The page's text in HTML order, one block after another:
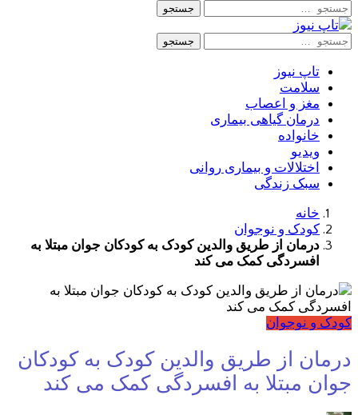
جستجو
جستجو
تاپ نیوز
سلامت
مغز و اعصاب
درمان گیاهی بیماری
خانواده
ویدیو
اختلالات و بیماری روانی
سبک زندگی
خانه
کودک و نوجوان
درمان از طریق والدین کودک به کودکان جوان مبتلا به
افسردگی کمک می کند
کودک و نوجوان
درمان از طریق والدین کودک به کودکان
جوان مبتلا به افسردگی کمک می کند